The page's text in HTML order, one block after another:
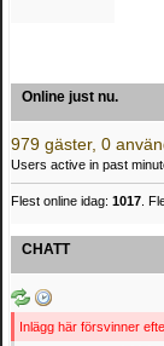
Online just nu.
979 gäster, 0
Users active in past
Flest online idag: 1017 .
CHATT
Inlägg här försvinner